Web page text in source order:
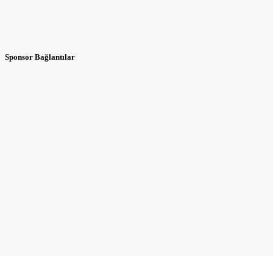
Sponsor Bağlantılar